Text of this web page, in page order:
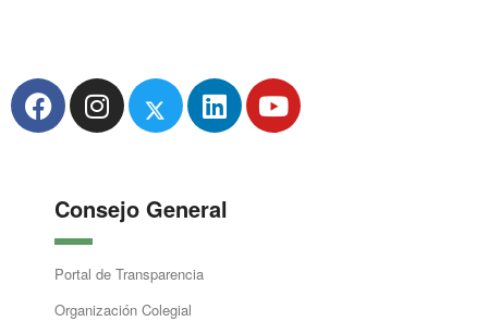
Consejo General
Portal de Transparencia
Organización Colegial